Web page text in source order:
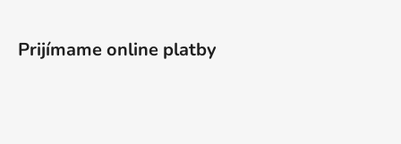
Prijímame online platby